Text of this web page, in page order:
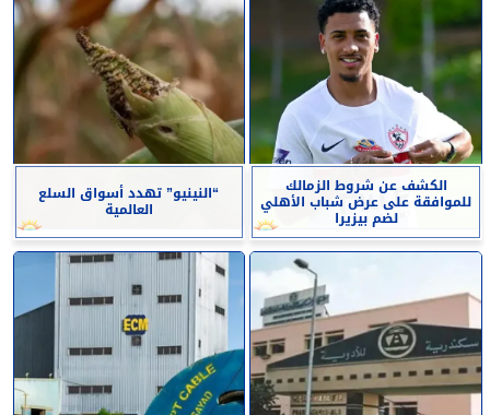
الكشف عن شروط الزمالك
للموافقة على عرض شباب الأهلي
لضم بيزيرا
“النينيو” تهدد أسواق السلع
العالمية